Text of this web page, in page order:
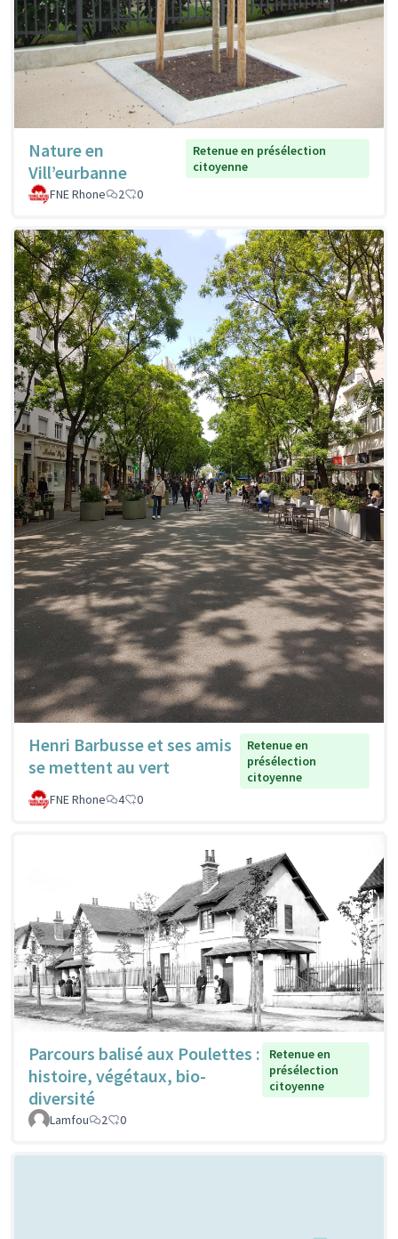
Nature en
Vill’eurbanne
Retenue en présélection
citoyenne
FNE Rhone
2 0
Henri Barbusse et ses amis
se mettent au vert
Retenue en
présélection
citoyenne
FNE Rhone
4 0
Parcours balisé aux Poulettes :
histoire, végétaux, bio-
diversité
Retenue en
présélection
citoyenne
Lamfou 2 0